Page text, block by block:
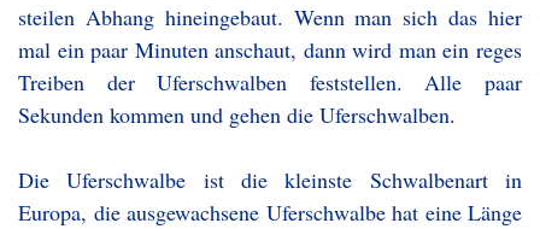
steilen Abhang hineingebaut. Wenn man sich das hier
mal ein paar Minuten anschaut, dann wird man ein reges
Treiben der Uferschwalben feststellen. Alle paar
Sekunden kommen und gehen die Uferschwalben.
Die Uferschwalbe ist die kleinste Schwalbenart in
Europa, die ausgewachsene Uferschwalbe hat eine Länge